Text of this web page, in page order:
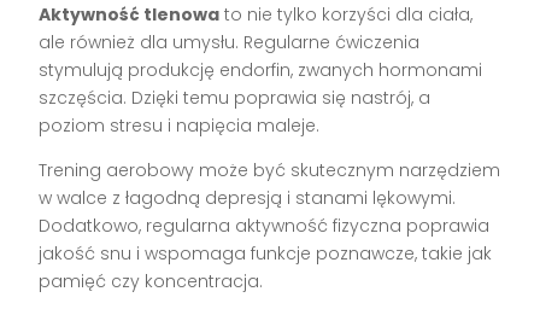
Aktywność tlenowa to nie tylko korzyści dla ciała,
ale również dla umysłu. Regularne ćwiczenia
stymulują produkcję endorfin, zwanych hormonami
szczęścia. Dzięki temu poprawia się nastrój, a
poziom stresu i napięcia maleje.
Trening aerobowy może być skutecznym narzędziem
w walce z łagodną depresją i stanami lękowymi.
Dodatkowo, regularna aktywność fizyczna poprawia
jakość snu i wspomaga funkcje poznawcze, takie jak
pamięć czy koncentracja.